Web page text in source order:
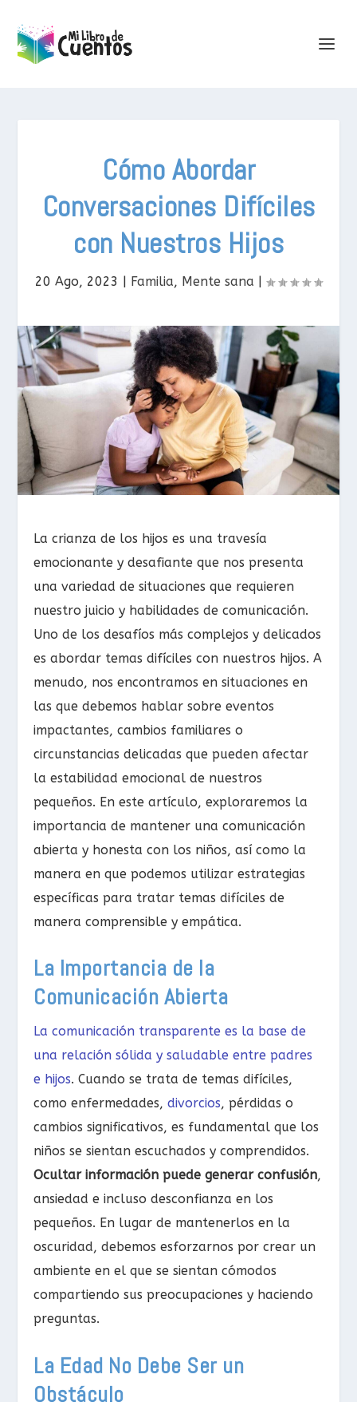
Cómo Abordar
Conversaciones Difíciles
con Nuestros Hijos
20 Ago, 2023 | Familia, Mente sana |
La crianza de los hijos es una travesía
emocionante y desafiante que nos presenta
una variedad de situaciones que requieren
nuestro juicio y habilidades de comunicación.
Uno de los desafíos más complejos y delicados
es abordar temas difíciles con nuestros hijos. A
menudo, nos encontramos en situaciones en
las que debemos hablar sobre eventos
impactantes, cambios familiares o
circunstancias delicadas que pueden afectar
la estabilidad emocional de nuestros
pequeños. En este artículo, exploraremos la
importancia de mantener una comunicación
abierta y honesta con los niños, así como la
manera en que podemos utilizar estrategias
específicas para tratar temas difíciles de
manera comprensible y empática.
La Importancia de la
Comunicación Abierta
La comunicación transparente es la base de
una relación sólida y saludable entre padres
e hijos. Cuando se trata de temas difíciles,
como enfermedades,divorcios, pérdidas o
cambios significativos, es fundamental que los
niños se sientan escuchados y comprendidos.
Ocultar información puede generar confusión,
ansiedad e incluso desconfianza en los
pequeños. En lugar de mantenerlos en la
oscuridad, debemos esforzarnos por crear un
ambiente en el que se sientan cómodos
compartiendo sus preocupaciones y haciendo
preguntas.
La Edad No Debe Ser un
Obstáculo